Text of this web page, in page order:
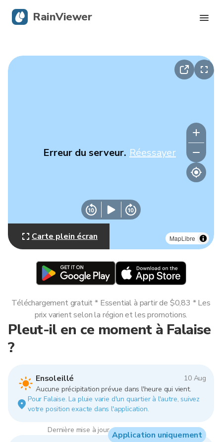
MapLibre
Erreur du serveur. Réessayer
Carte plein écran
Pleut-il en ce moment à Falaise
?
Ensoleillé
10 Aug
Aucune précipitation prévue dans l'heure qui vient.
Pour Falaise. La pluie varie d'un quartier à l'autre, suivez
votre position exacte dans l'application.
Dernière mise à jour : 08:00, 10 Aug 2026
Téléchargement gratuit * Essential à partir de $0,83 * Les
prix varient selon la région et les promotions.
Application uniquement
RainViewer